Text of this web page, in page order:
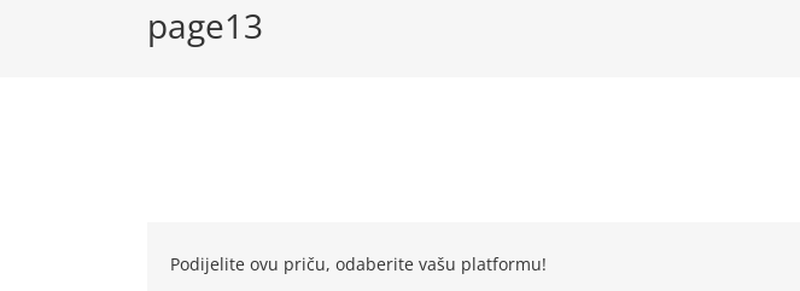
page13
Podijelite ovu priču, odaberite vašu platformu!